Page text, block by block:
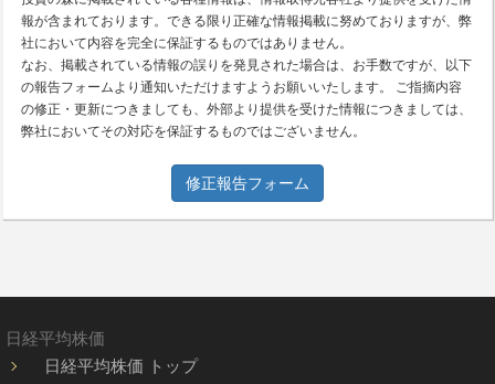
報が含まれております。できる限り正確な情報掲載に努めておりますが、弊
社において内容を完全に保証するものではありません。
なお、掲載されている情報の誤りを発見された場合は、お手数ですが、以下
の報告フォームより通知いただけますようお願いいたします。 ご指摘内容
の修正・更新につきましても、外部より提供を受けた情報につきましては、
弊社においてその対応を保証するものではございません。
修正報告フォーム
日経平均株価
日経平均株価 トップ